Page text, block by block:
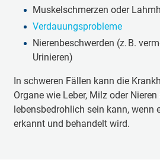
Muskelschmerzen oder
Verdauungsprobleme
Nierenbeschwerden (z. B.
Urinieren)
In schweren Fällen kann die
Organe wie Leber, Milz oder
lebensbedrohlich sein kann, wenn
erkannt und behandelt wird.